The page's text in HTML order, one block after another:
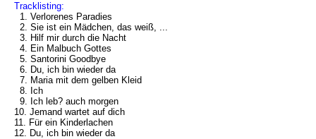
Tracklisting:
1. Verlorenes Paradies
2. Sie ist ein Mädchen, das weiß, ...
3. Hilf mir durch die Nacht
4. Ein Malbuch Gottes
5. Santorini Goodbye
6. Du, ich bin wieder da
7. Maria mit dem gelben Kleid
8. Ich
9. Ich leb? auch morgen
10. Jemand wartet auf dich
11. Für ein Kinderlachen
12. Du, ich bin wieder da